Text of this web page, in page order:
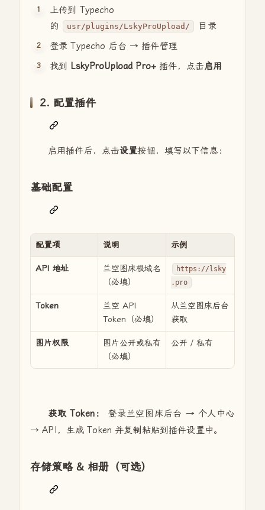
上传到 Typecho
的
usr/plugins/LskyProUpload/
目录
登录 Typecho 后台 → 插件管理
找到 LskyProUpload Pro+ 插件，点击启用
2. 配置插件
启用插件后，点击设置按钮，填写以下信息：
基础配置
配置项 说明 示例
API 地址
兰空图床根域名
（必填）
https://lsky
.pro
Token
兰空 API
Token（必填）
从兰空图床后台
获取
图片权限
图片公开或私有
（必填）
公开 / 私有
获取 Token：
登录兰空图床后台 → 个人中心
→ API，生成 Token 并复制粘贴到插件设置中。
存储策略 & 相册（可选）